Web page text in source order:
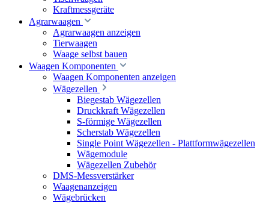
Kraftmessgeräte
Agrarwaagen
Agrarwaagen anzeigen
Tierwaagen
Waage selbst bauen
Waagen Komponenten
Waagen Komponenten anzeigen
Wägezellen
Biegestab Wägezellen
Druckkraft Wägezellen
S-förmige Wägezellen
Scherstab Wägezellen
Single Point Wägezellen - Plattformwägezellen
Wägemodule
Wägezellen Zubehör
DMS-Messverstärker
Waagenanzeigen
Wägebrücken